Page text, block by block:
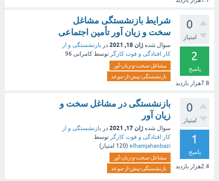
0
امتیاز
2
پاسخ
7.8هزار بازدید
شرایط بازنشستگی مشاغل
سخت و زیان آور تأمین اجتماعی
سوال شده ژان 18, 2021 در بازنشستگی و از
کار افتادگی و فوت کارگر توسط کامرانی 96
مشاغل-سخت-و-زیان-آور
بازنشستگی-پیش-از-موعد
0
امتیاز
1
پاسخ
2.4هزار بازدید
بازنشستگی در مشاغل سخت و
زیان آور
سوال شده ژان 17, 2021 در بازنشستگی و از
کار افتادگی و فوت کارگر توسط
elhamjahanbazi
(
120 امتیاز)
مشاغل-سخت-و-زیان-آور
بازنشستگی-پیش-از-موعد